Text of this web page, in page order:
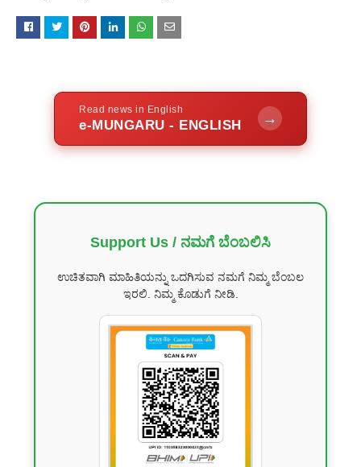
Read news in English
e-MUNGARU - ENGLISH →
Support Us / ನಮಗೆ ಬೆಂಬಲಿಸಿ
ಉಚಿತವಾಗಿ ಮಾಹಿತಿಯನ್ನು ಒದಗಿಸುವ ನಮಗೆ ನಿಮ್ಮ ಬೆಂಬಲ
ಇರಲಿ. ನಿಮ್ಮ ಕೊಡುಗೆ ನೀಡಿ.